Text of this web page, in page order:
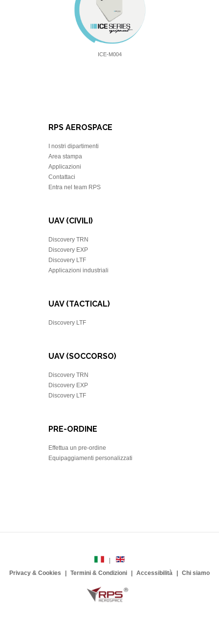
ICE-M004
RPS AEROSPACE
I nostri dipartimenti
Area stampa
Applicazioni
Contattaci
Entra nel team RPS
UAV (CIVILI)
Discovery TRN
Discovery EXP
Discovery LTF
Applicazioni industriali
UAV (TACTICAL)
Discovery LTF
UAV (SOCCORSO)
Discovery TRN
Discovery EXP
Discovery LTF
PRE-ORDINE
Effettua un pre-ordine
Equipaggiamenti personalizzati
Privacy & Cookies Termini & Condizioni Accessibilità Chi siamo